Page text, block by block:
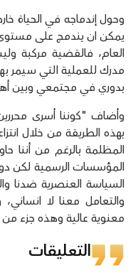
وحول إندماجه في الحياة
يمكن ان يندمج على
العام، فالقضية مركبة
مدرك للعملية التي سيمر
بدوري في مجتمعي وبين
وأضاف "كوننا أسرى
بهذه الطريقة من خلال
المظلمة بالرغم من أننا
المؤسسات الرسمية لكن
السياسة العنصرية ضدنا
والتعامل معنا لا
معنوية عالية وهذه جزء من
التعليقات